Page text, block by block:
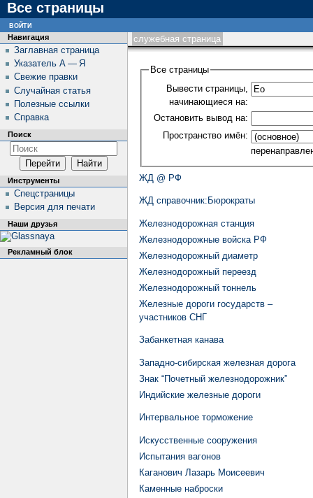
Все страницы
служебная страница
Все страницы
Вывести страницы,
начинающиеся на:
Остановить вывод на:
Пространство имён:
ЖД @ РФ
ЖД cправочник:Бюрократы
Железнодорожная станция
Железнодорожные войска РФ
Железнодорожный диаметр
Железнодорожный переезд
Железнодорожный тоннель
Железные дороги государств –
участников СНГ
Забанкетная канава
Западно-сибирская железная дорога
Знак “Почетный железнодорожник”
Индийские железные дороги
Интервальное торможение
Искусственные сооружения
Испытания вагонов
Каганович Лазарь Моисеевич
Каменные наброски
Навигация
Заглавная страница
Указатель А — Я
Свежие правки
Случайная статья
Полезные ссылки
Справка
Поиск
Инструменты
Спецстраницы
Версия для печати
Наши друзья
Рекламный блок
войти